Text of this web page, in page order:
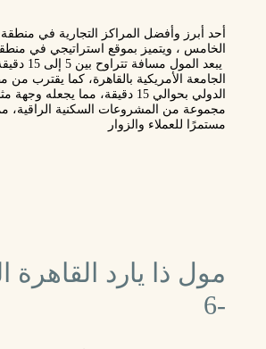
أحد أبرز وأفضل المراكز التجارية في منطقة
الخامس ، ويتميز بموقع استراتيجي في
يبعد المول مسافة تتراوح بين 5 إلى 15 دقيقة فقط عن
الجامعة الأمريكية بالقاهرة، كما يقترب من
الدولي
بحوالي 15 دقيقة، مما يجعله
مجموعة من
المشروعات السكنية الراقية،
مستمرًا للعملاء والزوار
مول ذا يارد القاهرة
-6